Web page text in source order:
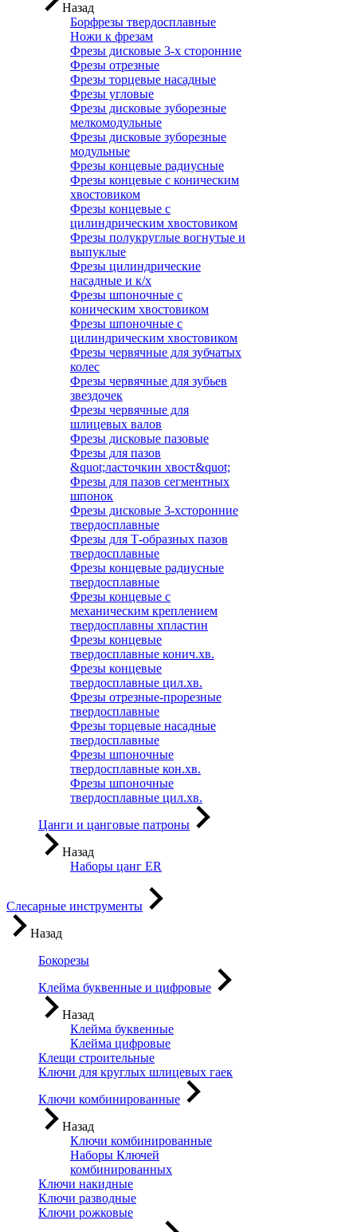
Назад
Борфрезы твердосплавные
Ножи к фрезам
Фрезы дисковые 3-х сторонние
Фрезы отрезные
Фрезы торцевые насадные
Фрезы угловые
Фрезы дисковые зуборезные
мелкомодульные
Фрезы дисковые зуборезные
модульные
Фрезы концевые радиусные
Фрезы концевые с коническим
хвостовиком
Фрезы концевые с
цилиндрическим хвостовиком
Фрезы полукруглые вогнутые и
выпуклые
Фрезы цилиндрические
насадные и к/х
Фрезы шпоночные с
коническим хвостовиком
Фрезы шпоночные с
цилиндрическим хвостовиком
Фрезы червячные для зубчатых
колес
Фрезы червячные для зубьев
звездочек
Фрезы червячные для
шлицевых валов
Фрезы дисковые пазовые
Фрезы для пазов
&quot;ласточкин хвост&quot;
Фрезы для пазов сегментных
шпонок
Фрезы дисковые 3-хсторонние
твердосплавные
Фрезы для Т-образных пазов
твердосплавные
Фрезы концевые радиусные
твердосплавные
Фрезы концевые с
механическим креплением
твердосплавны хпластин
Фрезы концевые
твердосплавные конич.хв.
Фрезы концевые
твердосплавные цил.хв.
Фрезы отрезные-прорезные
твердосплавные
Фрезы торцевые насадные
твердосплавные
Фрезы шпоночные
твердосплавные кон.хв.
Фрезы шпоночные
твердосплавные цил.хв.
Цанги и цанговые патроны
Назад
Наборы цанг ER
Слесарные инструменты
Назад
Бокорезы
Клейма буквенные и цифровые
Назад
Клейма буквенные
Клейма цифровые
Клещи строительные
Ключи для круглых шлицевых гаек
Ключи комбинированные
Назад
Ключи комбинированные
Наборы Ключей
комбинированных
Ключи накидные
Ключи разводные
Ключи рожковые